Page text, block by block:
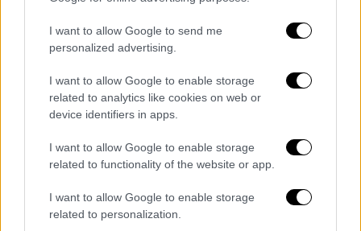
I want to allow Google to send me
personalized advertising.
I want to allow Google to enable storage
related to analytics like cookies on web or
device identifiers in apps.
I want to allow Google to enable storage
related to functionality of the website or app.
I want to allow Google to enable storage
related to personalization.
τελευταία 19 χρόνια διασφάλισε την
εμφάνιση μιας μεσαίας τάξης η αγοραστική
Ο Πρόεδρος της Δημοκρατίας Ερντογάν
σημείωσε πως η Τουρκία κατάφερε να
προσελκύσει άμεσες επενδύσεις ύψους
περίπου 225 δισεκατομμυρίων δολαρίων από
Γλυκά Νερά: Προφυλακιστέος ο δολοφόνος